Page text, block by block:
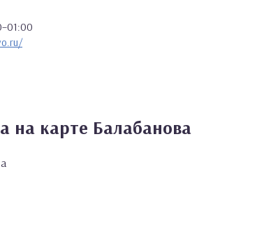
на карте Балабанова